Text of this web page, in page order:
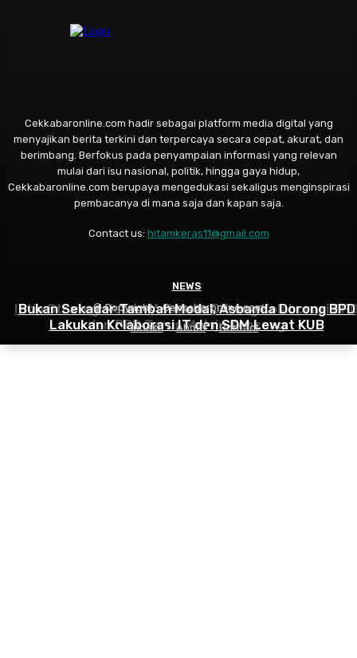
SELEB
Badai Fitnah dan Persaingan Kotor: Heni Sagara
Suara Soal Isu ‘Bunga’
NEWS
Intip Strategi Ketum Asbanda Dorong Kolaborasi
dan BPR Terus Melaju Kencang
NEWS
Bukan Sekadar Tambah Modal, Asbanda Dorong BPD
Lakukan Kolaborasi IT dan SDM Lewat KUB
Cekkabaronline.com hadir sebagai platform media digital yang
menyajikan berita terkini dan terpercaya secara cepat, akurat, dan
berimbang. Berfokus pada penyampaian informasi yang relevan
mulai dari isu nasional, politik, hingga gaya hidup,
Cekkabaronline.com berupaya mengedukasi sekaligus menginspirasi
pembacanya di mana saja dan kapan saja.
Contact us: hitamkeras11@gmail.com
© Copyright - Cekkabaronline.com
Indeks
About Contact